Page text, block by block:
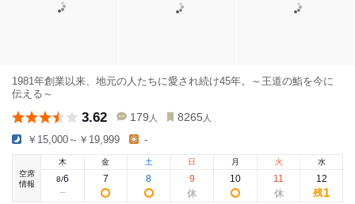
1981年創業以来、地元の人たちに愛され続け45年。～王道の鮨を今に
伝える～
3.62 179 人 8265 人
￥15,000～￥19,999 -
空席
情報
木
8/6
金
7
土
8
日
9
月
10
火
11
水
12
残1